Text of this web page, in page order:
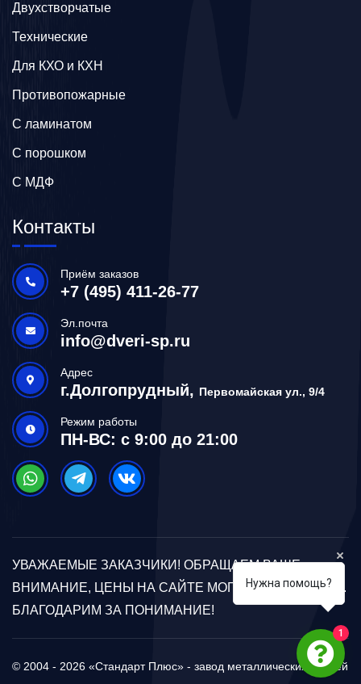
Двухстворчатые
Технические
Для КХО и КХН
Противопожарные
С ламинатом
С порошком
С МДФ
Контакты
Приём заказов
+7 (495) 411-26-77
Эл.почта
info@dveri-sp.ru
Адрес
г.Долгопрудный, Первомайская ул., 9/4
Режим работы
ПН-ВС: с 9:00 до 21:00
УВАЖАЕМЫЕ ЗАКАЗЧИКИ! ОБРАЩАЕМ ВАШЕ
ВНИМАНИЕ, ЦЕНЫ НА САЙТЕ МОГУТ ОТЛИЧАТЬСЯ.
БЛАГОДАРИМ ЗА ПОНИМАНИЕ!
© 2004 - 2026 «Стандарт Плюс» - завод металлических дверей
Нужна помощь?
1